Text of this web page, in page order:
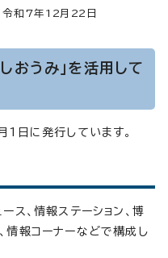
和7年 12月 22 日
おうみ」を活用して
1日に発行しています。
ス、情報ステーション、博
情報コーナーなどで構成し